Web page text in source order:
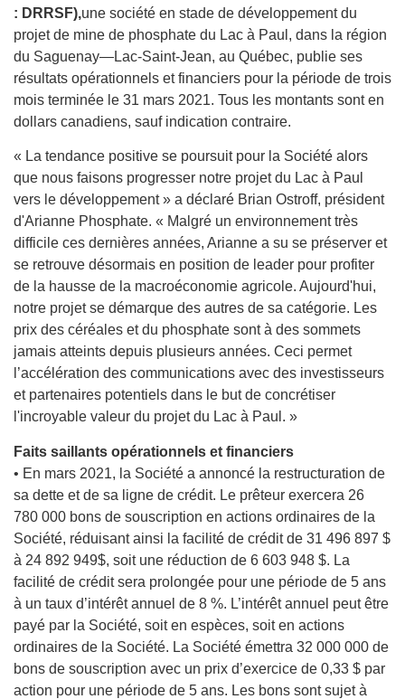
: DRRSF),une société en stade de développement du
projet de mine de phosphate du Lac à Paul, dans la région
du Saguenay—Lac-Saint-Jean, au Québec, publie ses
résultats opérationnels et financiers pour la période de trois
mois terminée le 31 mars 2021. Tous les montants sont en
dollars canadiens, sauf indication contraire.
« La tendance positive se poursuit pour la Société alors
que nous faisons progresser notre projet du Lac à Paul
vers le développement » a déclaré Brian Ostroff, président
d'Arianne Phosphate. « Malgré un environnement très
difficile ces dernières années, Arianne a su se préserver et
se retrouve désormais en position de leader pour profiter
de la hausse de la macroéconomie agricole. Aujourd'hui,
notre projet se démarque des autres de sa catégorie. Les
prix des céréales et du phosphate sont à des sommets
jamais atteints depuis plusieurs années. Ceci permet
l’accélération des communications avec des investisseurs
et partenaires potentiels dans le but de concrétiser
l'incroyable valeur du projet du Lac à Paul. »
Faits saillants opérationnels et financiers
• En mars 2021, la Société a annoncé la restructuration de
sa dette et de sa ligne de crédit. Le prêteur exercera 26
780 000 bons de souscription en actions ordinaires de la
Société, réduisant ainsi la facilité de crédit de 31 496 897 $
à 24 892 949$, soit une réduction de 6 603 948 $. La
facilité de crédit sera prolongée pour une période de 5 ans
à un taux d’intérêt annuel de 8 %. L’intérêt annuel peut être
payé par la Société, soit en espèces, soit en actions
ordinaires de la Société. La Société émettra 32 000 000 de
bons de souscription avec un prix d’exercice de 0,33 $ par
action pour une période de 5 ans. Les bons sont sujet à